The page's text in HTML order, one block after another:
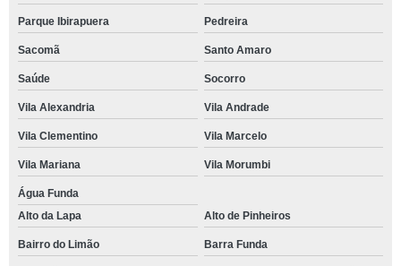
Parque Ibirapuera Pedreira
Sacomã Santo Amaro
Saúde Socorro
Vila Alexandria Vila Andrade
Vila Clementino Vila Marcelo
Vila Mariana Vila Morumbi
Água Funda
Alto da Lapa
Alto de Pinheiros
Bairro do Limão Barra Funda